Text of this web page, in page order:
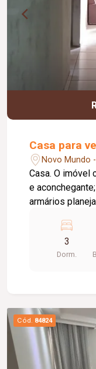
Casa para
Novo Mundo
Casa. O imóvel conta com: 03 quartos; Sala ampla
e
armários
3
Dorm.
Cód. 84824